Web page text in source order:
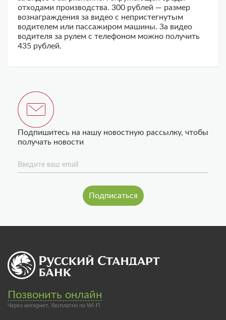
отходами производства. 300 рублей — размер
вознаграждения за видео с непристегнутым
водителем или пассажиром машины. За видео
водителя за рулем с телефоном можно получить
435 рублей.
Подпишитесь на нашу новостную рассылку, чтобы
получать новости
Введите ваш email
Позвонить онлайн
Через интернет, бесплатно по Wi-Fi